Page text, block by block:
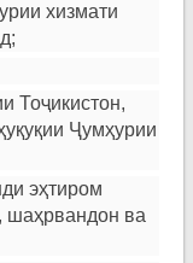
хизмати
Тоҷикистон,
Ҷумҳурии
эҳтиром
шаҳрвандон ва